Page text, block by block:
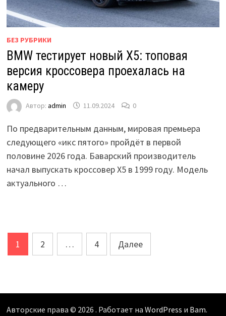
БЕЗ РУБРИКИ
BMW тестирует новый X5: топовая
версия кроссовера проехалась на
камеру
Автор: admin 11.09.2024 0
По предварительным данным, мировая премьера
следующего «икс пятого» пройдёт в первой
половине 2026 года. Баварский производитель
начал выпускать кроссовер X5 в 1999 году. Модель
актуального …
Пагинация
записей
1 2 … 4 Далее
Авторские права © 2026 . Работает на WordPress и Bam.